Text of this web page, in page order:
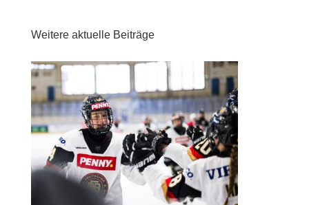
Weitere aktuelle Beiträge